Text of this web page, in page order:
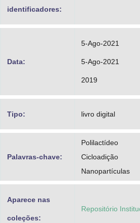
identificadores:
Data:
5-Ago-2021
5-Ago-2021
2019
Tipo: livro digital
Palavras-chave:
Polilactídeo
Cicloadição
Nanopartículas
Aparece nas
coleções:
Repositório